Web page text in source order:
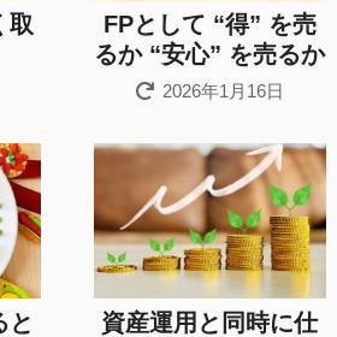
取
FPとして “得” を売
るか “安心” を売るか
2026年1月16日
と
資産運用と同時に仕